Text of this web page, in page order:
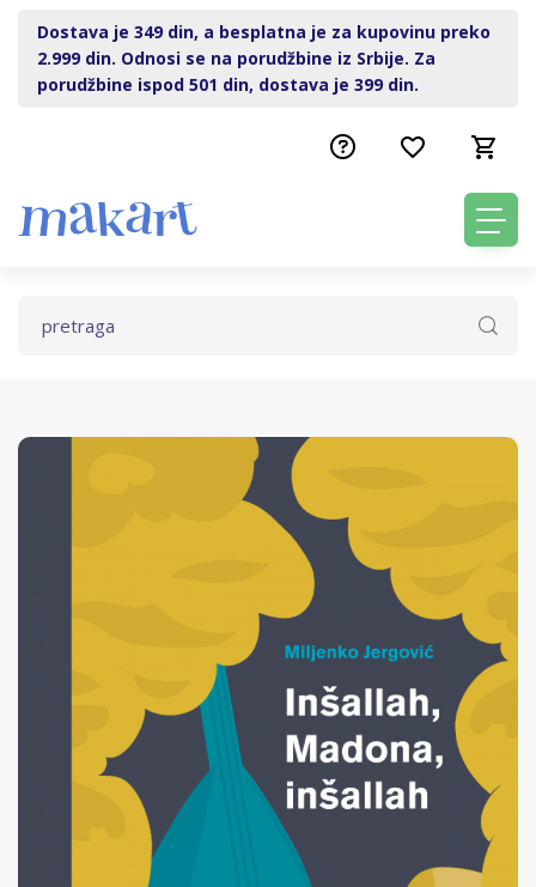
Dostava je 349 din, a besplatna je za kupovinu preko
2.999 din. Odnosi se na porudžbine iz Srbije. Za
porudžbine ispod 501 din, dostava je 399 din.